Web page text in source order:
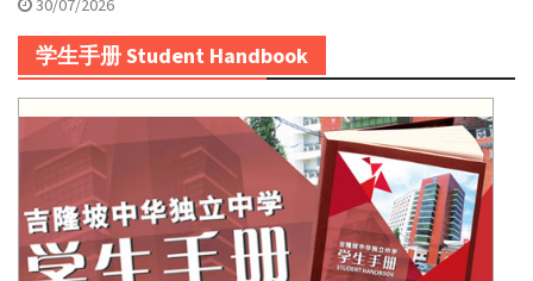
学生手册 Student Handbook